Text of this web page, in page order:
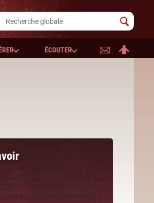
ÉCOUTER
portant la lettre W comme
de la cote dans les inventaires
immédiatement en